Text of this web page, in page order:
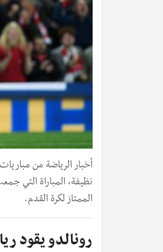
أخبار الرياضة من
الممتاز لكرة القدم.
رونالدو يقود